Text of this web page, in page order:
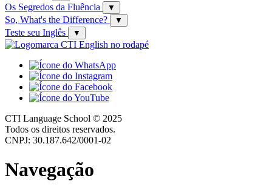
Os Segredos da Fluência ▼
So, What's the Difference? ▼
Teste seu Inglês ▼
CTI Language School © 2025
Todos os direitos reservados.
CNPJ: 30.187.642/0001-02
Navegação